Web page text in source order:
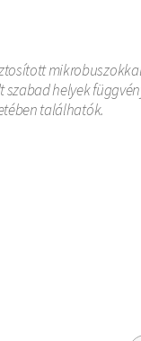
helyek
találhatók.